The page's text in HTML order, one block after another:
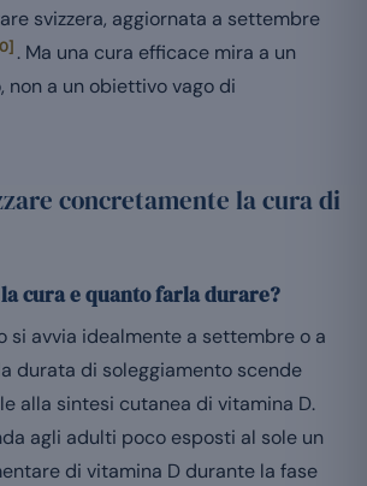
svizzera, aggiornata a settembre
. Ma una cura efficace mira a un
non a un obiettivo vago di
concretamente la cura di
cura e quanto farla durare?
si avvia idealmente a settembre o a
durata di soleggiamento scende
alla sintesi cutanea di vitamina D.
agli adulti poco esposti al sole un
di vitamina D durante la fase